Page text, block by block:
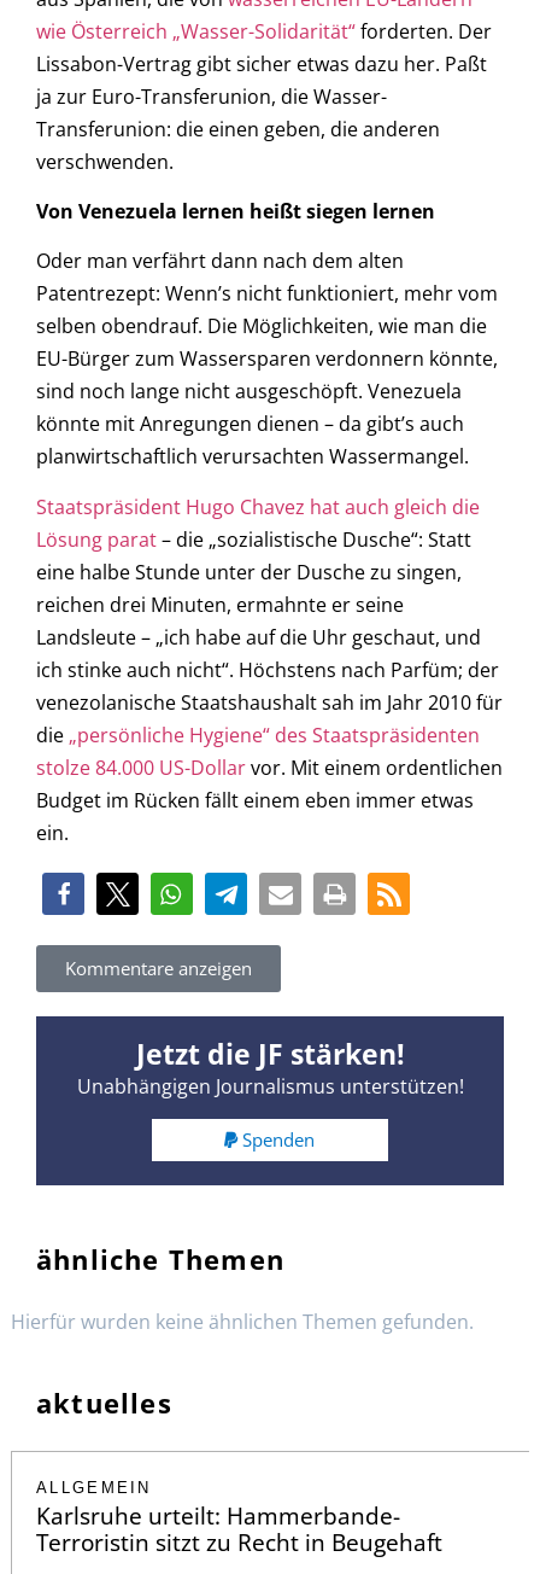
wie Österreich „Wasser-Solidarität“forderten. Der
Lissabon-Vertrag gibt sicher etwas dazu her. Paßt
ja zur Euro-Transferunion, die Wasser-
Transferunion: die einen geben, die anderen
verschwenden.
Von Venezuela lernen heißt siegen lernen
Oder man verfährt dann nach dem alten
Patentrezept: Wenn’s nicht funktioniert, mehr vom
selben obendrauf. Die Möglichkeiten, wie man die
EU-Bürger zum Wassersparen verdonnern könnte,
sind noch lange nicht ausgeschöpft. Venezuela
könnte mit Anregungen dienen – da gibt’s auch
planwirtschaftlich verursachten Wassermangel.
Staatspräsident Hugo Chavez hat auch gleich die
Lösung parat– die „sozialistische Dusche“: Statt
eine halbe Stunde unter der Dusche zu singen,
reichen drei Minuten, ermahnte er seine
Landsleute – „ich habe auf die Uhr geschaut, und
ich stinke auch nicht“. Höchstens nach Parfüm; der
venezolanische Staatshaushalt sah im Jahr 2010 für
die „persönliche Hygiene“ des Staatspräsidenten
stolze 84.000 US-Dollarvor. Mit einem ordentlichen
Budget im Rücken fällt einem eben immer etwas
ein.
Kommentare anzeigen
Jetzt die JF stärken!
Unabhängigen Journalismus unterstützen!
Spenden
ähnliche Themen
Hierfür wurden keine ähnlichen Themen gefunden.
aktuelles
ALLGEMEIN
Karlsruhe urteilt: Hammerbande-
Terroristin sitzt zu Recht in Beugehaft